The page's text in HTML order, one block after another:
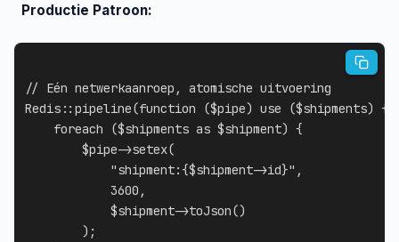
Productie Patroon:
// Eén netwerkaanroep, atomische uitvoering
Redis :: pipeline(function ($pipe) use ($shipments) {
foreach
($shipments as $shipment) {
$pipe->setex(
"shipment:{$shipment->id}" ,
3600 ,
$shipment->toJson()
) ;